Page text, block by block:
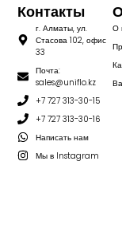
О
Контакты
г. Алматы, ул.
Стасова 102, офис
33
Почта:
sales@uniflo.kz
+7 727 313-30-15
+7 727 313-30-16
Написать нам
Мы в Instagram